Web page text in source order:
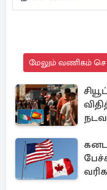
மேலும் வணிகம்